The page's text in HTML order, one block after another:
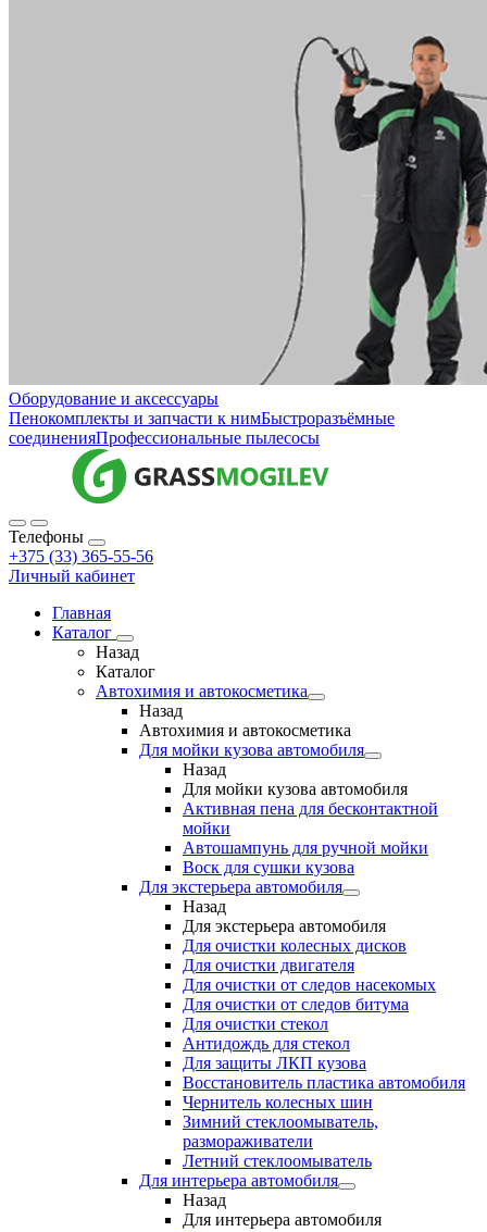
Оборудование и аксессуары
Пенокомплекты и запчасти к нимБыстроразъёмные
соединенияПрофессиональные пылесосы
Телефоны
+375 (33) 365-55-56
Личный кабинет
Главная
Каталог
Назад
Каталог
Автохимия и автокосметика
Назад
Автохимия и автокосметика
Для мойки кузова автомобиля
Назад
Для мойки кузова автомобиля
Активная пена для бесконтактной
мойки
Автошампунь для ручной мойки
Воск для сушки кузова
Для экстерьера автомобиля
Назад
Для экстерьера автомобиля
Для очистки колесных дисков
Для очистки двигателя
Для очистки от следов насекомых
Для очистки от следов битума
Для очистки стекол
Антидождь для стекол
Для защиты ЛКП кузова
Восстановитель пластика автомобиля
Чернитель колесных шин
Зимний стеклоомыватель,
размораживатели
Летний стеклоомыватель
Для интерьера автомобиля
Назад
Для интерьера автомобиля